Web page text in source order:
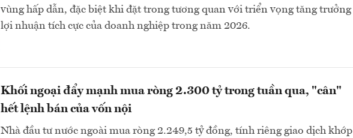
vùng hấp dẫn, đặc biệt khi đặt trong tương quan với triển vọng tăng trưởng
lợi nhuận tích cực của doanh nghiệp trong năm 2026.
Khối ngoại đẩy mạnh mua ròng 2.300 tỷ trong tuần qua, "cân"
hết lệnh bán của vốn nội
Nhà đầu tư nước ngoài mua ròng 2.249,5 tỷ đồng, tính riêng giao dịch khớp